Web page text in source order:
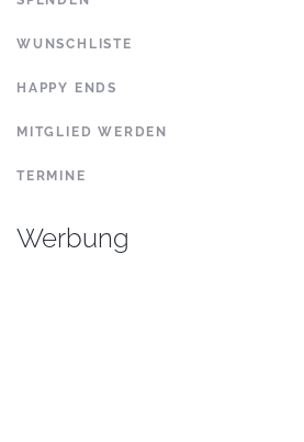
WUNSCHLISTE
HAPPY ENDS
MITGLIED WERDEN
TERMINE
Werbung